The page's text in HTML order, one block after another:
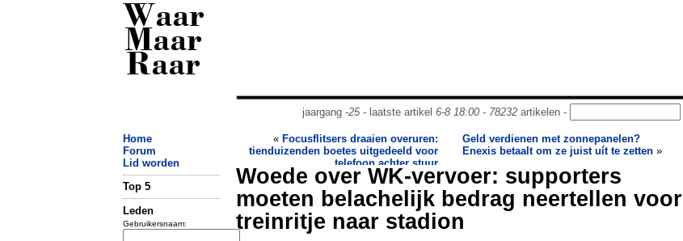
Waar
Maar
Raar
jaargang -25- laatste artikel 6-8 18:00- 78232artikelen -
Home
Forum
Lid worden
Top 5
Leden
Gebruikersnaam:
« Focusflitsers draaien overuren:
tienduizenden boetes uitgedeeld voor
telefoon achter stuur
Geld verdienen met zonnepanelen?
Enexis betaalt om ze juist uít te zetten »
Woede over WK-vervoer: supporters
moeten belachelijk bedrag neertellen voor
treinritje naar stadion